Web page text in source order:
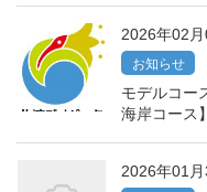
2026年02月
お知らせ
モデルコー
海岸コース
2026年01月